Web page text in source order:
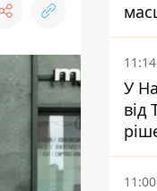
11:14
У
від
11:00